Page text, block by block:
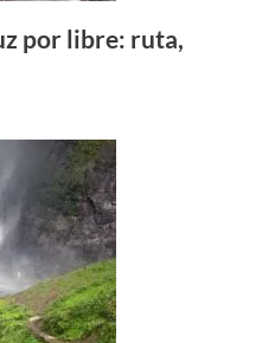
por libre: ruta,